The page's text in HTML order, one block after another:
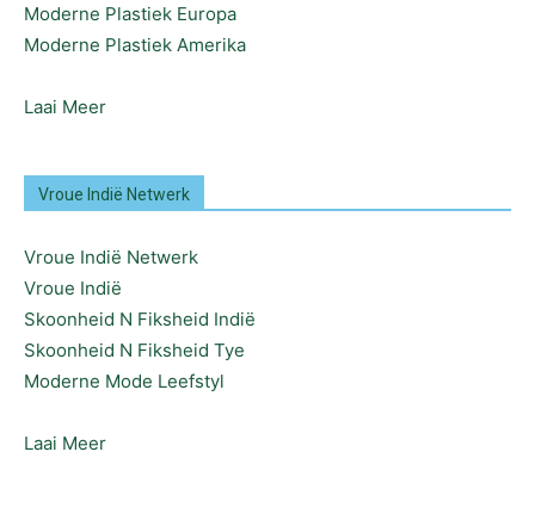
Moderne Plastiek Europa
Moderne Plastiek Amerika
Laai Meer
Vroue Indië Netwerk
Vroue Indië Netwerk
Vroue Indië
Skoonheid N Fiksheid Indië
Skoonheid N Fiksheid Tye
Moderne Mode Leefstyl
Laai Meer